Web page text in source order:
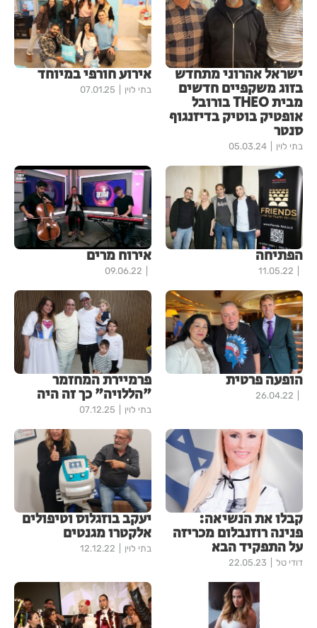
ישראל אהרוני מתחדש
בזוג משקפיים חדשים
מבית THEO בורובל
אופטיק בוטיק בדיזנגוף
סנטר
בתי לוין 05.03.24
אירוע חורפי במיוחד
בתי לוין 07.01.25
הפתיחה
11.05.22
אירוח מרים
09.06.22
הופעה פרטית
26.04.22
פרמיירת המחזמר
"הללויה" כך זה היה
בתי לוין 07.12.25
קבלו את הנשיאה:
פנינה רוזנבלום מכריזה
על התפקיד הבא
דודי טל 22.05.23
יעקב בוזגלוס וטיפולים
אלקטרו מגנטים
בתי לוין 12.12.22